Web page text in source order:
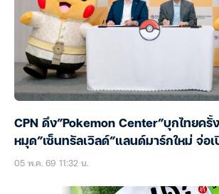
CPN ดึง”Pokemon Center”บุกไทยครั้
หมุด”เซ็นทรัลเวิลด์”แลนด์มาร์กใหม่ จ่อ
05 พ.ค. 69 11:32 น.